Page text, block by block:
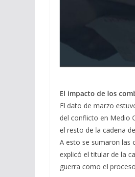
El impacto de los
El dato de marzo
del conflicto en Medio
el resto de la cadena
A esto se sumaron las
explicó el titular de la
guerra como el